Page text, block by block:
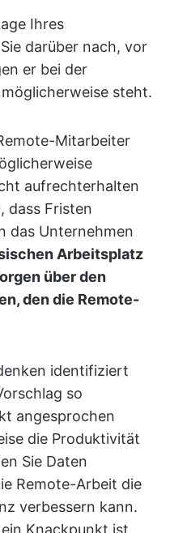
Ihres
darüber nach, vor
er bei der
steht.
Mitarbeiter
aufrechterhalten
dass Fristen
das Unternehmen
Arbeitsplatz
über den
den die Remote-
identifiziert
so
angesprochen
die Produktivität
Sie Daten
Remote-Arbeit die
verbessern kann.
Knackpunkt ist,